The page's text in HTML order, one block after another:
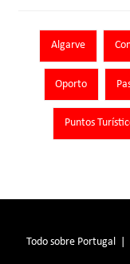
Algarve
Oporto
Puntos
Todo sobre Portugal